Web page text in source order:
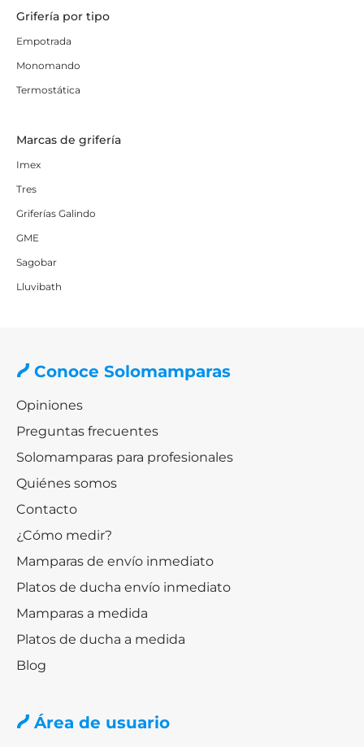
Grifería por tipo
Empotrada
Monomando
Termostática
Marcas de grifería
Imex
Tres
Griferías Galindo
GME
Sagobar
Lluvibath
Conoce Solomamparas
Opiniones
Preguntas frecuentes
Solomamparas para profesionales
Quiénes somos
Contacto
¿Cómo medir?
Mamparas de envío inmediato
Platos de ducha envío inmediato
Mamparas a medida
Platos de ducha a medida
Blog
Área de usuario